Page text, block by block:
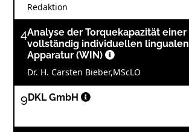
Redaktion
4Analyse der Torquekapazität einer
vollständig individuellen lingualen
Apparatur (WIN)
Dr. H. Carsten Bieber,MScLO
9 DKL GmbH